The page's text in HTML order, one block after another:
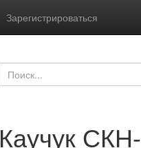
Зарегистрироваться
Каучук